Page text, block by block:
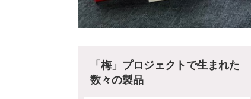
「梅」プロジェクトで生まれた
数々の製品